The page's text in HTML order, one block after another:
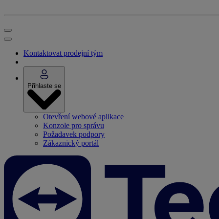
Kontaktovat prodejní tým
Přihlaste se
Otevření webové aplikace
Konzole pro správu
Požadavek podpory
Zákaznický portál